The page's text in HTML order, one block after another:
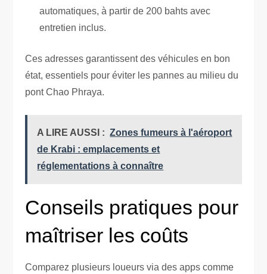
automatiques, à partir de 200 bahts avec
entretien inclus.
Ces adresses garantissent des véhicules en bon
état, essentiels pour éviter les pannes au milieu du
pont Chao Phraya.
A LIRE AUSSI : Zones fumeurs à l'aéroport
de Krabi : emplacements et
réglementations à connaître
Conseils pratiques pour
maîtriser les coûts
Comparez plusieurs loueurs via des apps comme